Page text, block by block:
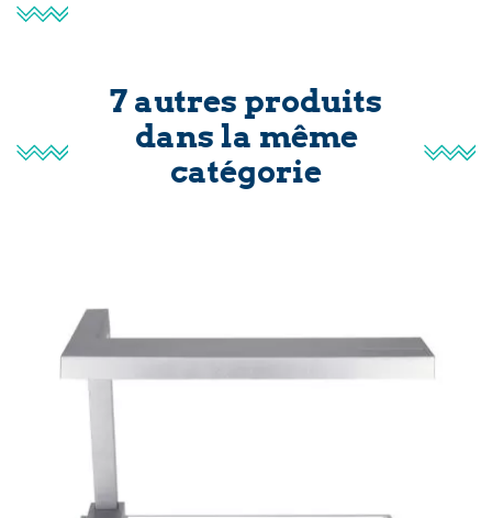
7 autres produits
dans la même
catégorie